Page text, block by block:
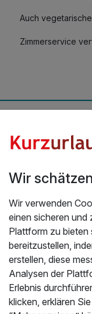
Auch
Zimmerservice
| 3 Tage
Durchreise nach
wir auf unserer
wohl gefühlt. Vielen
Wir
Wir verwenden
einen sicheren und
Plattform zu bieten
bereitzustellen,
erstellen, diese
Analysen der
Erlebnis
klicken, erklären